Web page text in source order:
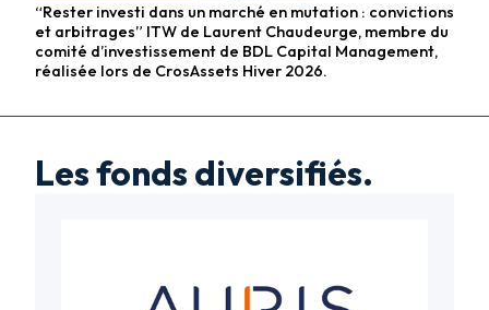
“Rester investi dans un marché en mutation : convictions
et arbitrages” ITW de Laurent Chaudeurge, membre du
comité d’investissement de BDL Capital Management,
réalisée lors de CrosAssets Hiver 2026.
Les fonds diversifiés.